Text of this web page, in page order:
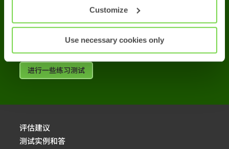
Customize
Use necessary cookies only
试一次练习测试
完成一个完整的练习测试会帮助你准备将要完成的
进行一些练习测试
评估建议
测试实例和答